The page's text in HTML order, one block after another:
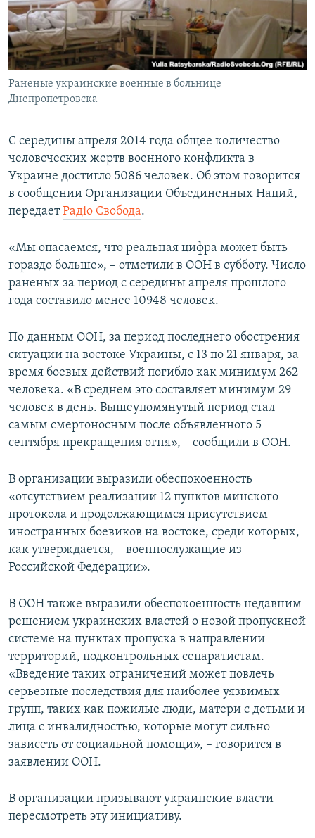
ПОБЕДИТЕЛЕЙ НЕ СУДЯТ?
КРЫМ.НЕПОКОРЕННЫЙ
ELIFBE
УКРАИНСКАЯ ПРОБЛЕМА КРЫМА
ПРИСОЕДИНЯЙТЕСЬ!
Все сайты RFE/RL
Раненые украинские военные в больнице
Днепропетровска
С середины апреля 2014 года общее количество
человеческих жертв военного конфликта в
Украине достигло 5086 человек. Об этом говорится
в сообщении Организации Объединенных Наций,
передаетРадіо Свобода.
«Мы опасаемся, что реальная цифра может быть
гораздо больше», –​ отметили в ООН в субботу. Число
раненых за период с середины апреля прошлого
года составило менее 10948 человек.
По данным ООН, за период последнего обострения
ситуации на востоке Украины, с 13 по 21 января, за
время боевых действий погибло как минимум 262
человека. «В среднем это составляет минимум 29
человек в день. Вышеупомянутый период стал
самым смертоносным после объявленного 5
сентября прекращения огня», –​ сообщили в ООН.
В организации выразили обеспокоенность
«отсутствием реализации 12 пунктов минского
протокола и продолжающимся присутствием
иностранных боевиков на востоке, среди которых,
как утверждается, –​ военнослужащие из
Российской Федерации».
В ООН также выразили обеспокоенность недавним
решением украинских властей о новой пропускной
системе на пунктах пропуска в направлении
территорий, подконтрольных сепаратистам.
«Введение таких ограничений может повлечь
серьезные последствия для наиболее уязвимых
групп, таких как пожилые люди, матери с детьми и
лица с инвалидностью, которые могут сильно
зависеть от социальной помощи», –​ говорится в
заявлении ООН.
В организации призывают украинские власти
пересмотреть эту инициативу.